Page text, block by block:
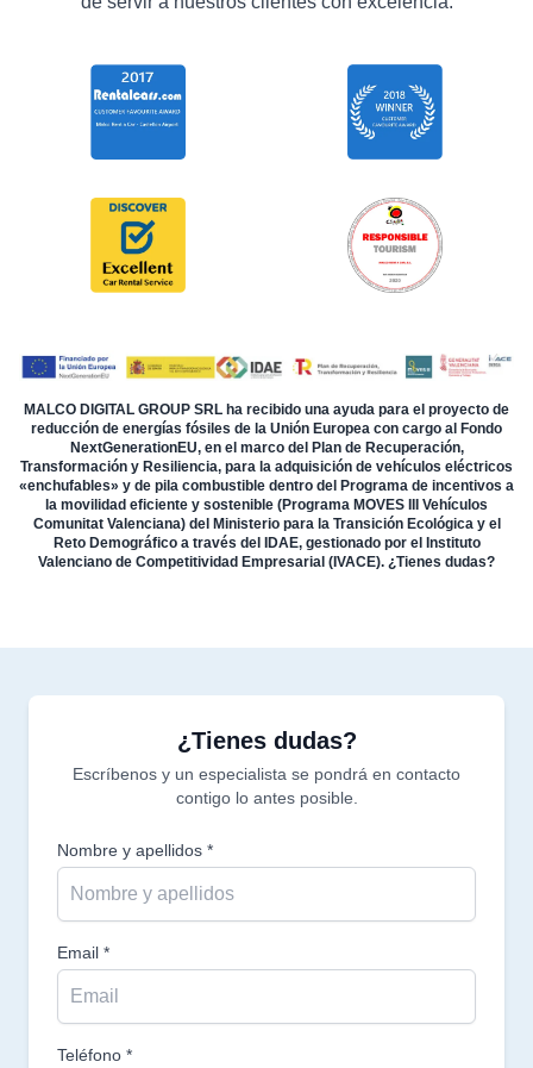
MALCO DIGITAL GROUP SRL ha recibido una ayuda para el proyecto de
reducción de energías fósiles de la Unión Europea con cargo al Fondo
NextGenerationEU, en el marco del Plan de Recuperación,
Transformación y Resiliencia, para la adquisición de vehículos eléctricos
«enchufables» y de pila combustible dentro del Programa de incentivos a
la movilidad eficiente y sostenible (Programa MOVES III Vehículos
Comunitat Valenciana) del Ministerio para la Transición Ecológica y el
Reto Demográfico a través del IDAE, gestionado por el Instituto
Valenciano de Competitividad Empresarial (IVACE). ¿Tienes dudas?
¿Tienes dudas?
Escríbenos y un especialista se pondrá en contacto
contigo lo antes posible.
Nombre y apellidos *
Email *
Teléfono *